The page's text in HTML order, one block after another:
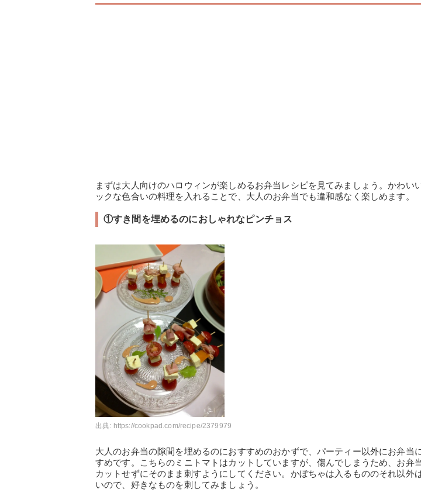
まずは大人向けのハロウィンが楽しめるお弁当レシピを見てみましょう。かわい
ックな色合いの料理を入れることで、大人のお弁当でも違和感なく楽しめます。
①すき間を埋めるのにおしゃれなピンチョス
出典: https://cookpad.com/recipe/2379979
大人のお弁当の隙間を埋めるのにおすすめのおかずで、パーティー以外にお弁当
すめです。こちらのミニトマトはカットしていますが、傷んでしまうため、お弁
カットせずにそのまま刺すようにしてください。かぼちゃは入るもののそれ以外
いので、好きなものを刺してみましょう。